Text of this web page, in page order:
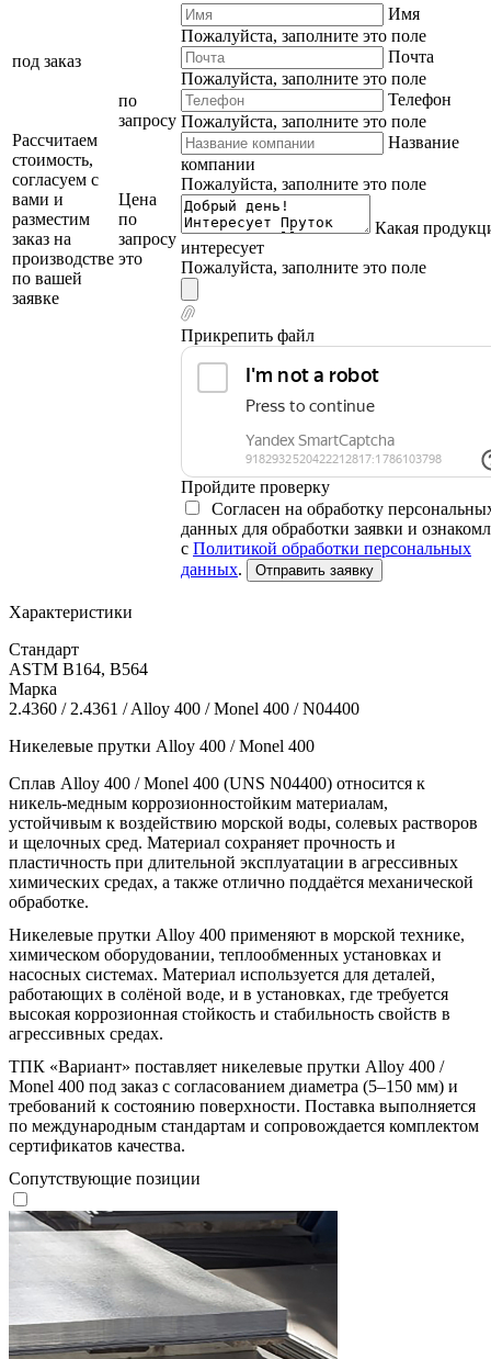
под заказ
Рассчитаем
стоимость,
согласуем с
вами и
разместим
заказ на
производстве
по вашей
заявке
по
запросу
Цена
по
запросу
это
Имя
Пожалуйста, заполните это поле
Почта
Пожалуйста, заполните это поле
Телефон
Пожалуйста, заполните это поле
Название
компании
Пожалуйста, заполните это поле
Какая
интересует
Пожалуйста, заполните это поле
Прикрепить файл
Пройдите проверку
Согласен на обработку
данных для обработки заявки и
с Политикой обработки персональных
данных. Отправить заявку
Характеристики
Стандарт
ASTM B164, B564
Марка
2.4360 / 2.4361 / Alloy 400 / Monel 400 / N04400
Никелевые прутки Alloy 400 / Monel 400
Сплав Alloy 400 / Monel 400 (UNS N04400) относится к
никель-медным коррозионностойким материалам,
устойчивым к воздействию морской воды, солевых растворов
и щелочных сред. Материал сохраняет прочность и
пластичность при длительной эксплуатации в агрессивных
химических средах, а также отлично поддаётся механической
обработке.
Никелевые прутки Alloy 400 применяют в морской технике,
химическом оборудовании, теплообменных установках и
насосных системах. Материал используется для деталей,
работающих в солёной воде, и в установках, где требуется
высокая коррозионная стойкость и стабильность свойств в
агрессивных средах.
ТПК «Вариант» поставляет никелевые прутки Alloy 400 /
Monel 400 под заказ с согласованием диаметра (5–150 мм) и
требований к состоянию поверхности. Поставка выполняется
по международным стандартам и сопровождается комплектом
сертификатов качества.
Сопутствующие позиции